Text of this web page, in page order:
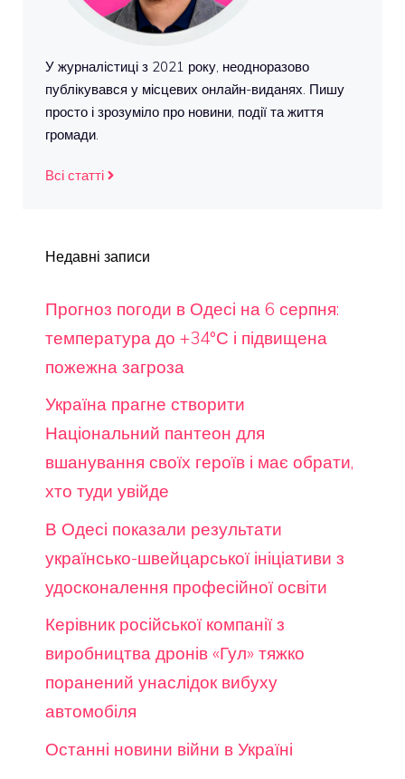
У журналістиці з 2021 року, неодноразово
публікувався у місцевих онлайн-виданях. Пишу
просто і зрозуміло про новини, події та життя
громади.
Всі статті
Недавні записи
Прогноз погоди в Одесі на 6 серпня:
температура до +34°С і підвищена
пожежна загроза
Україна прагне створити
Національний пантеон для
вшанування своїх героїв і має обрати,
хто туди увійде
В Одесі показали результати
українсько-швейцарської ініціативи з
удосконалення професійної освіти
Керівник російської компанії з
виробництва дронів «Гул» тяжко
поранений унаслідок вибуху
автомобіля
Останні новини війни в Україні